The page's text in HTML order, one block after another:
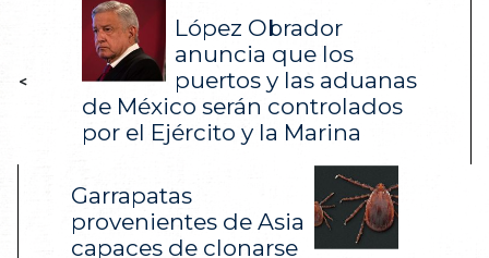
<
López Obrador
anuncia que los
puertos y las aduanas
de México serán controlados
por el Ejército y la Marina
Garrapatas
provenientes de Asia
capaces de clonarse